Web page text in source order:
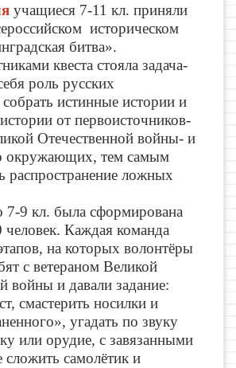
учащиеся 7-11 кл. приняли
историческом
битва».
квеста стояла задача-
роль русских
истинные истории и
от первоисточников-
Отечественной войны- и
окружающих, тем самым
распространение ложных
9 кл. была сформирована
человек. Каждая команда
на которых волонтёры
с ветераном Великой
войны и давали задание:
смастерить носилки и
угадать по звуку
или орудие, с завязанными
сложить самолётик и